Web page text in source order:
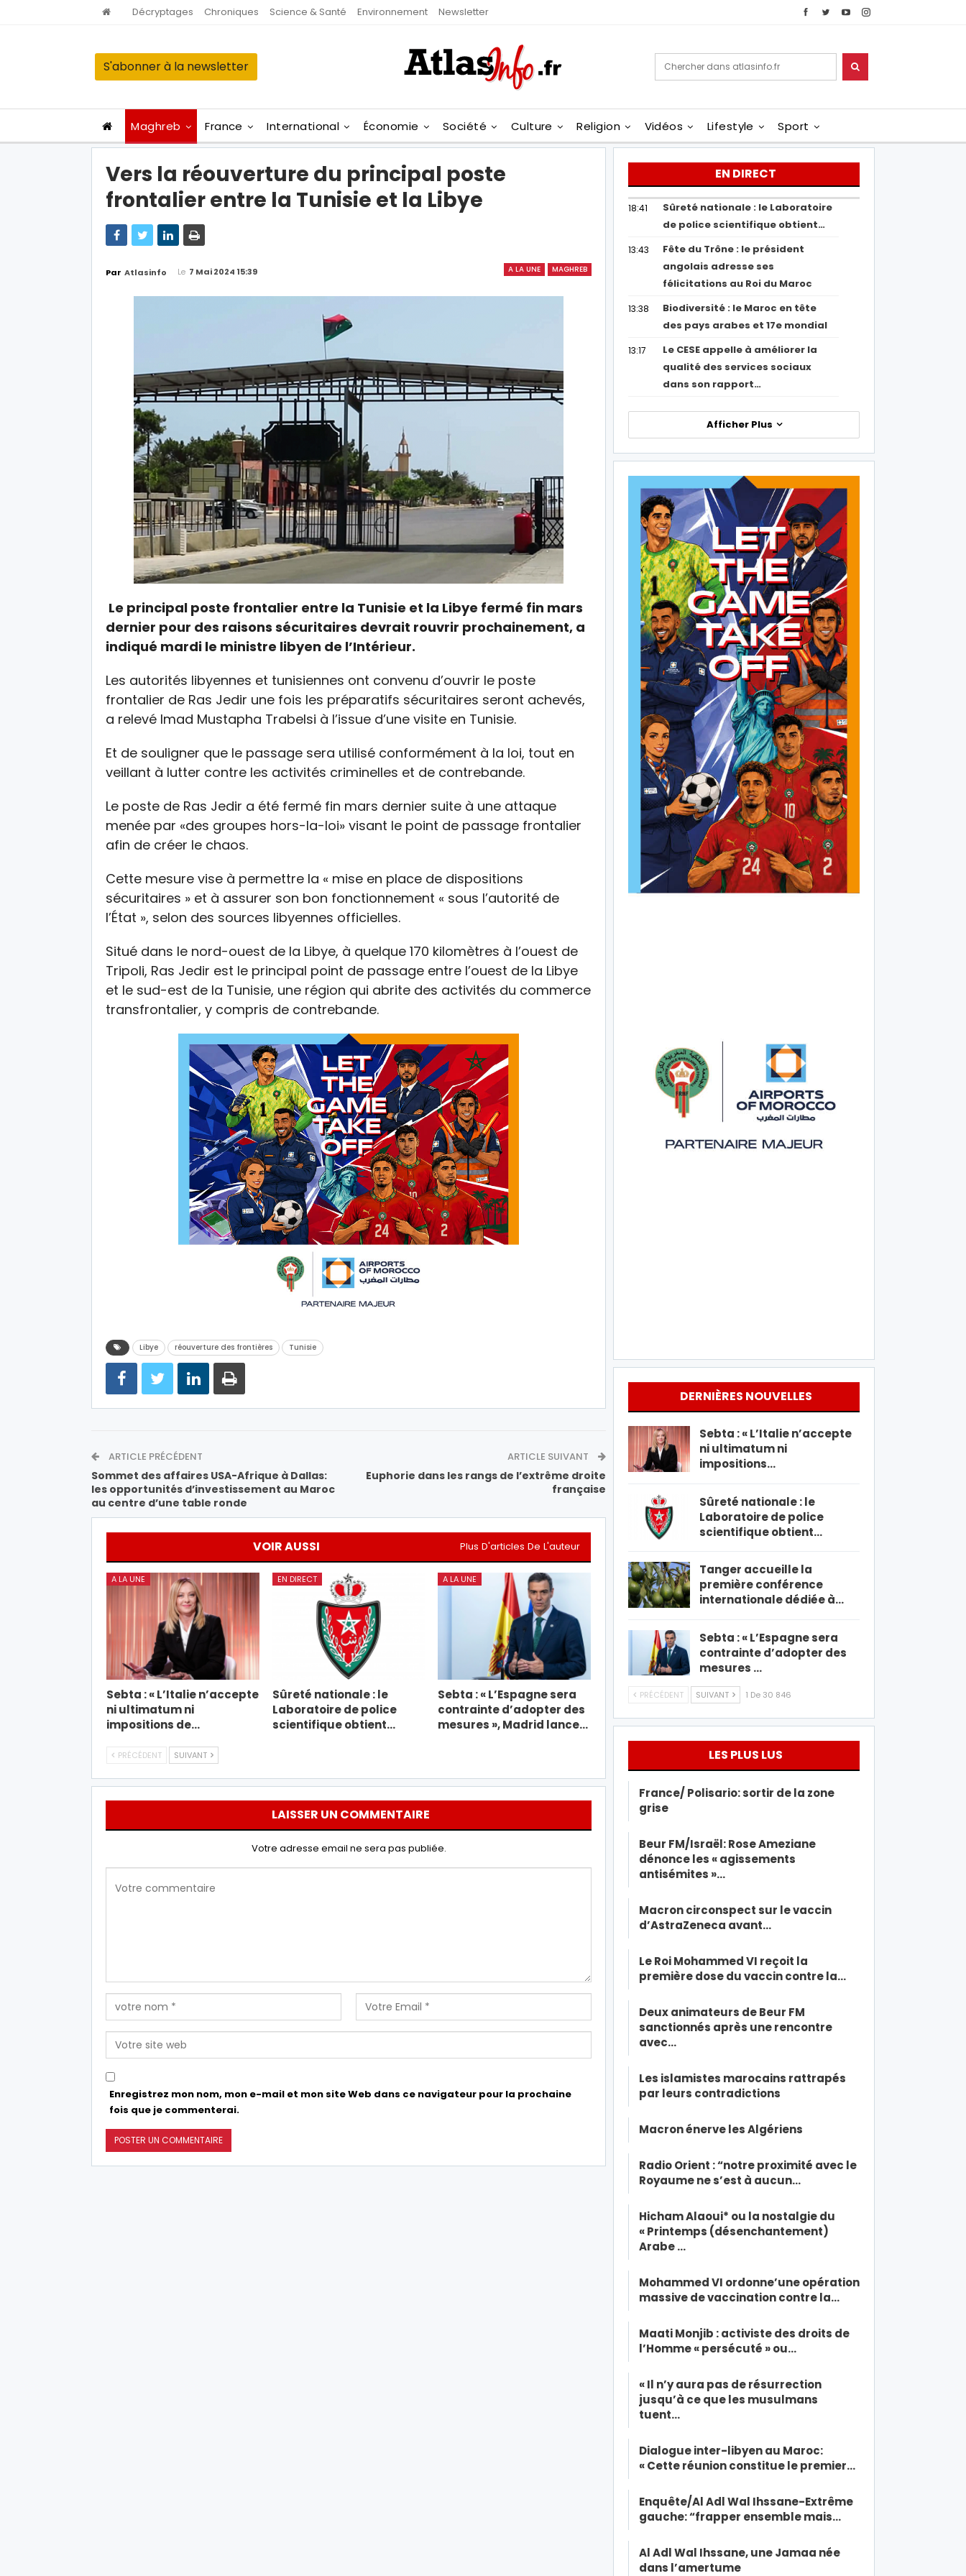
Décryptages Chroniques Science & Santé Environnement Newsletter
S'abonner à la newsletter
Maghreb France International Économie Société Culture Religion Vidéos Lifestyle Sport
Vers la réouverture du principal poste
frontalier entre la Tunisie et la Libye
A LA UNE MAGHREB
Par Atlasinfo Le 7 Mai 2024 15:39
Le principal poste frontalier entre la Tunisie et la Libye fermé fin mars
dernier pour des raisons sécuritaires devrait rouvrir prochainement, a
indiqué mardi le ministre libyen de l’Intérieur.
Les autorités libyennes et tunisiennes ont convenu d’ouvrir le poste
frontalier de Ras Jedir une fois les préparatifs sécuritaires seront achevés,
a relevé Imad Mustapha Trabelsi à l’issue d’une visite en Tunisie.
Et de souligner que le passage sera utilisé conformément à la loi, tout en
veillant à lutter contre les activités criminelles et de contrebande.
Le poste de Ras Jedir a été fermé fin mars dernier suite à une attaque
menée par «des groupes hors-la-loi» visant le point de passage frontalier
afin de créer le chaos.
Cette mesure vise à permettre la « mise en place de dispositions
sécuritaires » et à assurer son bon fonctionnement « sous l’autorité de
l’État », selon des sources libyennes officielles.
Situé dans le nord-ouest de la Libye, à quelque 170 kilomètres à l’ouest de
Tripoli, Ras Jedir est le principal point de passage entre l’ouest de la Libye
et le sud-est de la Tunisie, une région qui abrite des activités du commerce
transfrontalier, y compris de contrebande.
Libye réouverture des frontières Tunisie
ARTICLE PRÉCÉDENT
Sommet des affaires USA-Afrique à Dallas:
les opportunités d’investissement au Maroc
au centre d’une table ronde
ARTICLE SUIVANT
Euphorie dans les rangs de l’extrême droite
française
VOIR AUSSI Plus D'articles De L'auteur
A LA UNE
Sebta : « L’Italie n’accepte
ni ultimatum ni
impositions de…
EN DIRECT
Sûreté nationale : le
Laboratoire de police
scientifique obtient…
A LA UNE
Sebta : « L’Espagne sera
contrainte d’adopter des
mesures », Madrid lance…
PRÉCÉDENT SUIVANT
LAISSER UN COMMENTAIRE
Votre adresse email ne sera pas publiée.
Enregistrez mon nom, mon e-mail et mon site Web dans ce navigateur pour la prochaine
fois que je commenterai.
EN DIRECT
18:41
Sûreté nationale : le Laboratoire
de police scientifique obtient…
13:43
Fête du Trône : le président
angolais adresse ses
félicitations au Roi du Maroc
13:38
Biodiversité : le Maroc en tête
des pays arabes et 17e mondial
13:17
Le CESE appelle à améliorer la
qualité des services sociaux
dans son rapport…
Afficher Plus
DERNIÈRES NOUVELLES
Sebta : « L’Italie n’accepte
ni ultimatum ni
impositions…
Sûreté nationale : le
Laboratoire de police
scientifique obtient…
Tanger accueille la
première conférence
internationale dédiée à…
Sebta : « L’Espagne sera
contrainte d’adopter des
mesures …
PRÉCÉDENT SUIVANT 1 De 30 846
LES PLUS LUS
France/ Polisario: sortir de la zone
grise
Beur FM/Israël: Rose Ameziane
dénonce les « agissements
antisémites »…
Macron circonspect sur le vaccin
d’AstraZeneca avant…
Le Roi Mohammed VI reçoit la
première dose du vaccin contre la…
Deux animateurs de Beur FM
sanctionnés après une rencontre
avec…
Les islamistes marocains rattrapés
par leurs contradictions
Macron énerve les Algériens
Radio Orient : “notre proximité avec le
Royaume ne s’est à aucun…
Hicham Alaoui* ou la nostalgie du
« Printemps (désenchantement)
Arabe …
Mohammed VI ordonne’une opération
massive de vaccination contre la…
Maati Monjib : activiste des droits de
l’Homme « persécuté » ou…
« Il n’y aura pas de résurrection
jusqu’à ce que les musulmans
tuent…
Dialogue inter-libyen au Maroc:
« Cette réunion constitue le premier…
Enquête/Al Adl Wal Ihssane-Extrême
gauche: “frapper ensemble mais…
Al Adl Wal Ihssane, une Jamaa née
dans l’amertume